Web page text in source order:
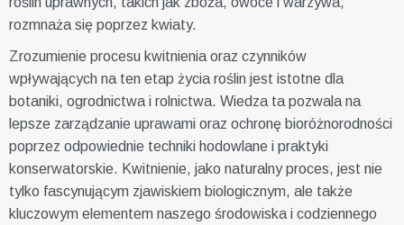
rozmnaża się poprzez kwiaty.
Zrozumienie procesu kwitnienia oraz czynników
wpływających na ten etap życia roślin jest istotne dla
botaniki, ogrodnictwa i rolnictwa. Wiedza ta pozwala na
lepsze zarządzanie uprawami oraz ochronę bioróżnorodności
poprzez odpowiednie techniki hodowlane i praktyki
konserwatorskie. Kwitnienie, jako naturalny proces, jest nie
tylko fascynującym zjawiskiem biologicznym, ale także
kluczowym elementem naszego środowiska i codziennego